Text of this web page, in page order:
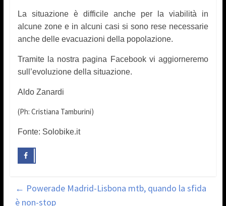
La situazione è difficile anche per la viabilità in
alcune zone e in alcuni casi si sono rese necessarie
anche delle evacuazioni della popolazione.
Tramite la nostra pagina Facebook vi aggiorneremo
sull’evoluzione della situazione.
Aldo Zanardi
(Ph: Cristiana Tamburini)
Fonte: Solobike.it
← Powerade Madrid-Lisbona mtb, quando la sfida
è non-stop